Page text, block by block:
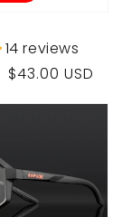
14 reviews
$43.00 USD